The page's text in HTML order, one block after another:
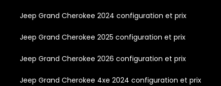
Jeep Grand Cherokee 2024 configuration et prix
Jeep Grand Cherokee 2025 configuration et prix
Jeep Grand Cherokee 2026 configuration et prix
Jeep Grand Cherokee 4xe 2024 configuration et prix